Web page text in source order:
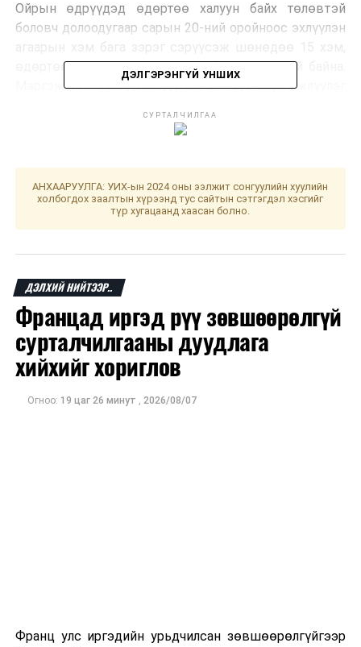
Ойрын өдрүүдэд өдөртөө халуун байх төлөвтэй
боловч долоодугаар сарын 20-ний оройноос эхлүүлэн
өдөртөө 21-26 хэмийн дулаан байх төлөвтэй байна.
Мэргэжлийн байгууллагуудаас өгч буй сэрэмжлүүлэг
усны аюулаас сэрэмжтэй байхыг анхааруулж байна"
ДАРААХ МЭДЭЭ
Сургуулийн орчинд авлигын эсрэг соёлыг төлөвшүүлэх
нь
ДЭЛГЭРЭНГҮЙ УНШИХ
СУРТАЛЧИЛГАА
АНХААРУУЛГА: УИХ-ын 2024 оны ээлжит сонгуулийн хуулийн
холбогдох заалтын хүрээнд тус сайтын сэтгэгдэл хэсгийг
түр хугацаанд хаасан болно.
ДЭЛХИЙ НИЙТЭЭР..
Францад иргэд рүү зөвшөөрөлгүй
сурталчилгааны дуудлага
хийхийг хориглов
Огноо: 19 цаг 26 минут , 2026/08/07
Франц улс иргэдийн урьдчилсан зөвшөөрөлгүйгээр